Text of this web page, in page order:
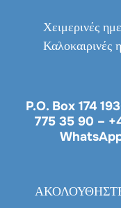
Χειμερινές
Καλοκαιρινές
P.O. Box 174
775 35 90 –